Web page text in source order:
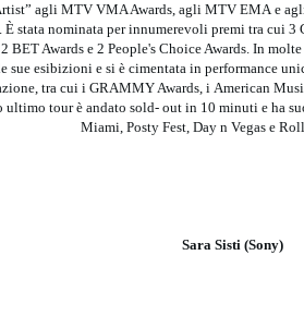
agli MTV VMA Awards, agli MTV EMA e
È stata nominata per innumerevoli premi tra cui
BET Awards e 2 People's Choice Awards. In
sue esibizioni e si è cimentata in performance
tra cui i GRAMMY Awards, i American
ultimo tour è andato sold- out in 10 minuti e ha
Miami, Posty Fest, Day n Vegas e
Sara Sisti (Sony)